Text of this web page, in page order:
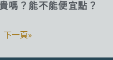
嗎？能不能便宜點？
下一頁»